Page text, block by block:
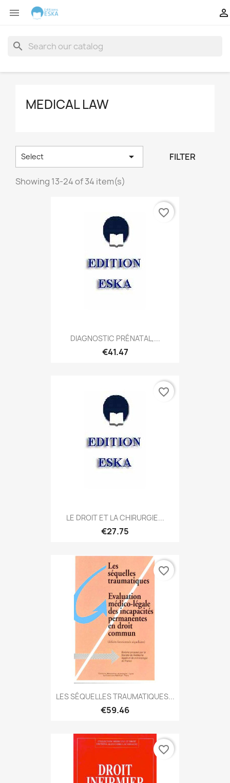
 
search
MEDICAL LAW
Select  FILTER
Showing 13-24 of 34 item(s)
DIAGNOSTIC PRÉNATAL,...
€41.47
favorite_border
LE DROIT ET LA CHIRURGIE...
€27.75
favorite_border
LES SÉQUELLES TRAUMATIQUES...
€59.46
favorite_border
favorite_border